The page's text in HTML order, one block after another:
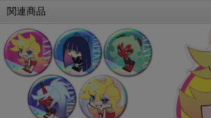
関連商品